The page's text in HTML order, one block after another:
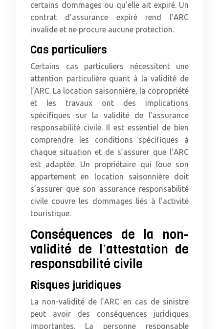
certains dommages ou qu’elle ait expiré. Un
contrat d’assurance expiré rend l’ARC
invalide et ne procure aucune protection.
Cas particuliers
Certains cas particuliers nécessitent une
attention particulière quant à la validité de
l’ARC. La location saisonnière, la copropriété
et les travaux ont des implications
spécifiques sur la validité de l’assurance
responsabilité civile. Il est essentiel de bien
comprendre les conditions spécifiques à
chaque situation et de s’assurer que l’ARC
est adaptée. Un propriétaire qui loue son
appartement en location saisonnière doit
s’assurer que son assurance responsabilité
civile couvre les dommages liés à l’activité
touristique.
Conséquences de la non-
validité de l’attestation de
responsabilité civile
Risques juridiques
La non-validité de l’ARC en cas de sinistre
peut avoir des conséquences juridiques
importantes. La personne responsable